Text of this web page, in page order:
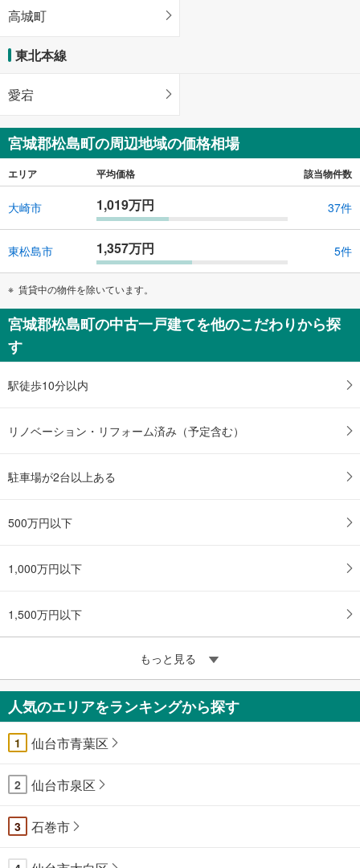
高城町
東北本線
愛宕
宮城郡松島町の周辺地域の価格相場
エリア 平均価格 該当物件数
大崎市 1,019万円 37件
東松島市 1,357万円 5件
賃貸中の物件を除いています。
宮城郡松島町の中古一戸建てを他のこだわりから探
す
駅徒歩10分以内
リノベーション・リフォーム済み（予定含む）
駐車場が2台以上ある
500万円以下
1,000万円以下
1,500万円以下
もっと見る
人気のエリアをランキングから探す
1 仙台市青葉区
2 仙台市泉区
3 石巻市